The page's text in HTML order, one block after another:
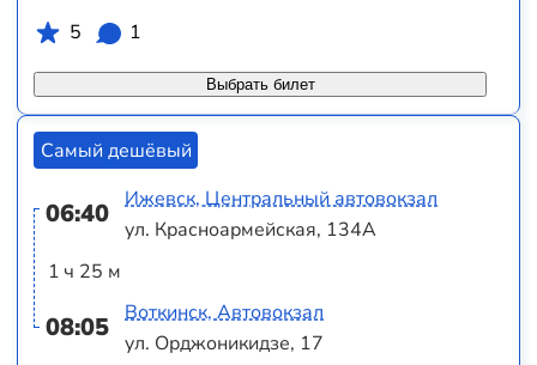
Выбрать билет
5
1
Самый дешёвый
06:40
1 ч 25 м
08:05
Ижевск, Центральный автовокзал
ул. Красноармейская, 134А
Воткинск, Автовокзал
ул. Орджоникидзе, 17